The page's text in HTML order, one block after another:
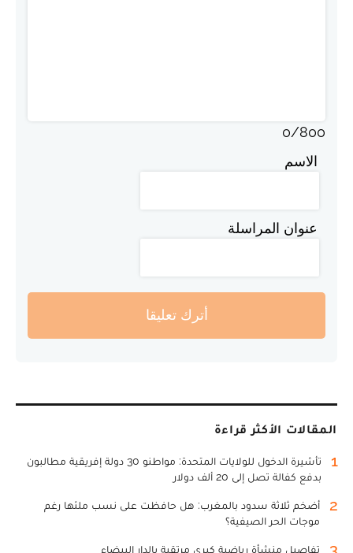
0/800
الاسم
عنوان المراسلة
أترك تعليقا
المقالات الأكثر قراءة
1
تأشيرة الدخول للولايات المتحدة: مواطنو 30 دولة إفريقية مطالبون
بدفع كفالة تصل إلى 20 ألف دولار
2
أضخم ثلاثة سدود بالمغرب: هل حافظت على نسب ملئها رغم
موجات الحر الصيفية؟
3 تفاصيل منشأة رياضية كبرى مرتقبة بالدار البيضاء